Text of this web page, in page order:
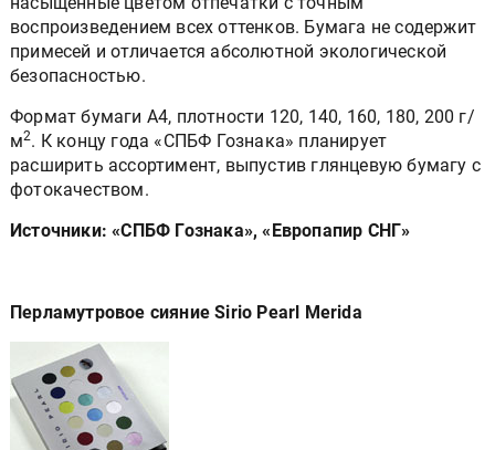
воспроизведением всех оттенков. Бумага не содержит
примесей и отличается абсолютной экологической
безопасностью.
Формат бумаги А4, плотности 120, 140, 160, 180, 200 г/
м2. К концу года «СПБФ Гознака» планирует
расширить ассортимент, выпустив глянцевую бумагу с
фотокачеством.
Источники: «СПБФ Гознака», «Европапир СНГ»
Перламутровое сияние Sirio Pearl Merida